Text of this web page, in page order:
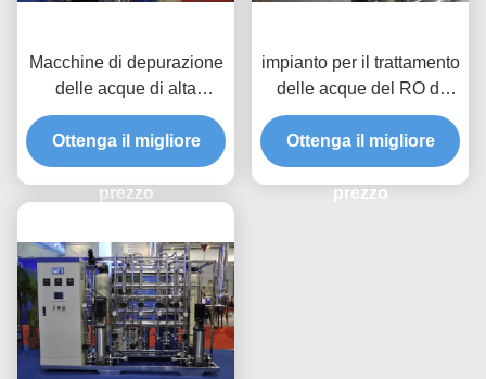
Macchine di depurazione
delle acque di alta
efficienza 1000US/CM
per uso farmaceutico
Ottenga il migliore
prezzo
impianto per il trattamento
delle acque del RO di
osmosi inversa di 380V
50HZ per la produzione
dell'acqua potabile
Ottenga il migliore
prezzo